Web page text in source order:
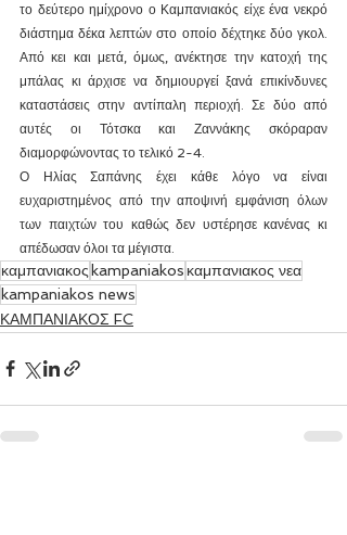
το δεύτερο ημίχρονο ο Καμπανιακός είχε ένα νεκρό
διάστημα δέκα λεπτών στο οποίο δέχτηκε δύο γκολ.
Από κει και μετά, όμως, ανέκτησε την κατοχή της
μπάλας κι άρχισε να δημιουργεί ξανά επικίνδυνες
καταστάσεις στην αντίπαλη περιοχή. Σε δύο από
αυτές οι Τότσκα και Ζαννάκης σκόραραν
διαμορφώνοντας το τελικό 2-4.
Ο Ηλίας Σαπάνης έχει κάθε λόγο να είναι
ευχαριστημένος από την αποψινή εμφάνιση όλων
των παιχτών του καθώς δεν υστέρησε κανένας κι
απέδωσαν όλοι τα μέγιστα.
καμπανιακος kampaniakos καμπανιακος νεα
kampaniakos news
ΚΑΜΠΑΝΙΑΚΟΣ FC